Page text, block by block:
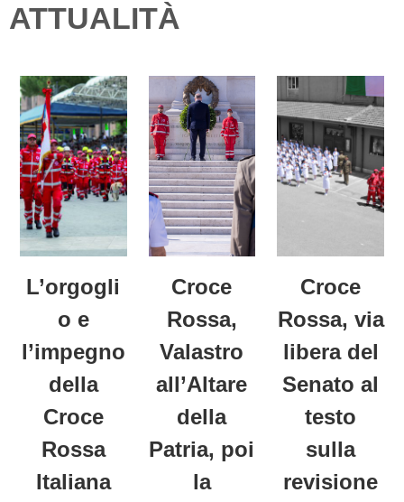
ATTUALITÀ
L’orgogli
o e
l’impegno
della
Croce
Rossa
Italiana
Croce
Rossa,
Valastro
all’Altare
della
Patria, poi
la
Croce
Rossa, via
libera del
Senato al
testo
sulla
revisione